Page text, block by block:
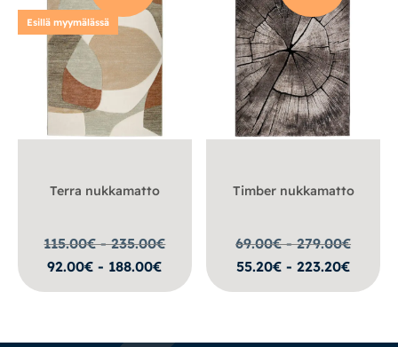
Esillä myymälässä
Terra nukkamatto
115.00€ - 235.00€
92.00€ - 188.00€
Timber nukkamatto
69.00€ - 279.00€
55.20€ - 223.20€